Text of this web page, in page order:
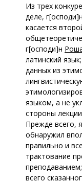
Из трех
деле, г[осподи]н
касается
г[осподи]н
латинский
данных из
языком, а не
стороны
Прежде всего,
обнаружил
правильно и
трактование
всего